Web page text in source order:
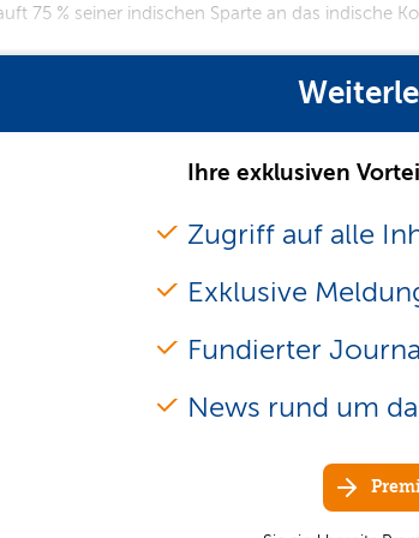
75 % seiner indischen Sparte an das indische
Ihre exklusiven
Zugriff auf alle
Exklusive
Fundierter
News rund um